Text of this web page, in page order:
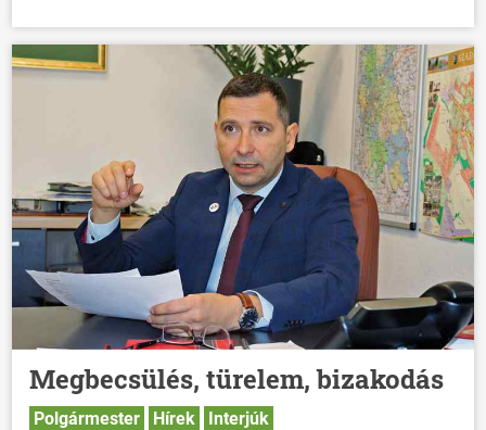
Megbecsülés, türelem, bizakodás
Polgármester Hírek Interjúk